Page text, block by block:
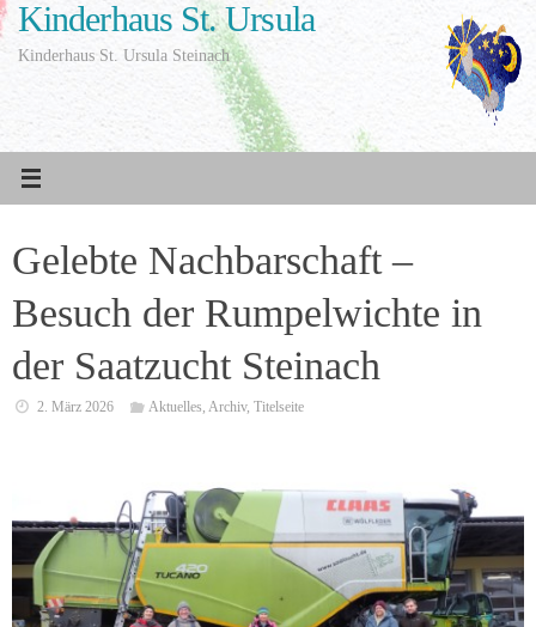
Zum
Inhalt
springen
Kinderhaus St. Ursula
Kinderhaus St. Ursula Steinach
Gelebte Nachbarschaft –
Besuch der Rumpelwichte in
der Saatzucht Steinach
2. März 2026 Aktuelles,Archiv,Titelseite